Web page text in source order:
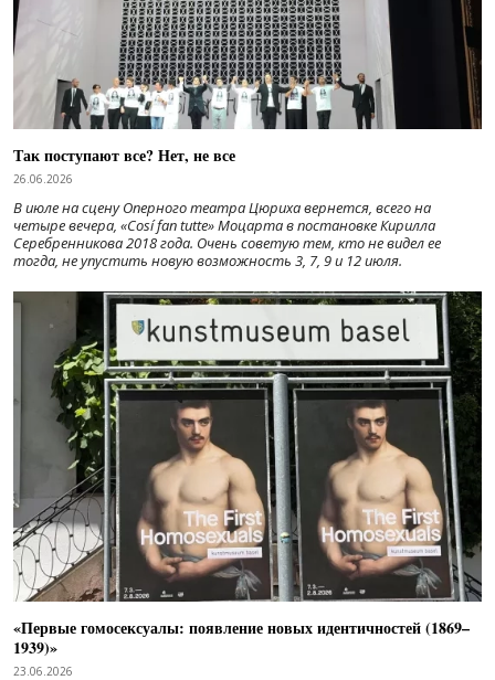
Так поступают все? Нет, не все
26.06.2026
В июле на сцену Оперного театра Цюриха вернется, всего на
четыре вечера, «Cosí fan tutte» Моцарта в постановке Кирилла
Серебренникова 2018 года. Очень советую тем, кто не видел ее
тогда, не упустить новую возможность 3, 7, 9 и 12 июля.
«Первые гомосексуалы: появление новых идентичностей (1869–
1939)»
23.06.2026